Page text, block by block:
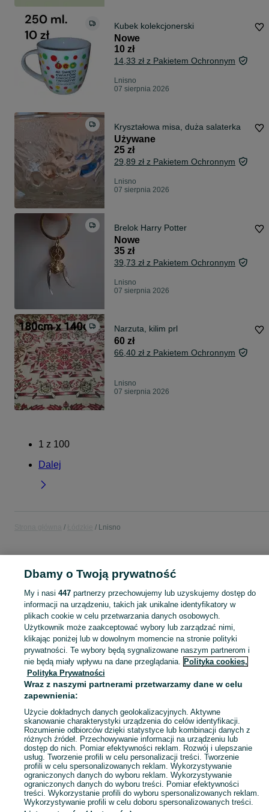
Kubek kolekcjonerski
Nowe
10 zł
14,33 zł z Pakietem Ochronnym
Lnisno
07 sierpnia 2026
Kryształowa misa, duża salaterka
Używane
25 zł
29,89 zł z Pakietem Ochronnym
Lnisno
07 sierpnia 2026
Brelok Harry Potter
Nowe
35 zł
39,73 zł z Pakietem Ochronnym
Lnisno
07 sierpnia 2026
Narzuta, kilim prl
60 zł
66,40 zł z Pakietem Ochronnym
Lnisno
07 sierpnia 2026
1 z 100
Dalej
Lnisno
podkłady kolejowe maverick ford jeep
Skorzystaj z największego serwisu ogłoszeniowego - Lnisno i okolice! Kupuj to, czego pragniesz i sprzedawaj to, czego już nie potrzebujesz! Zobacz
Mapa kategorii
Mapa miejscowości
Mapa ministron
Popularne wyszukiwania
Dbamy o Twoją prywatność
My i nasi 447partnerzy przechowujemy lub uzyskujemy dostęp do
informacji na urządzeniu, takich jak unikalne identyfikatory w
plikach cookie w celu przetwarzania danych osobowych.
Użytkownik może zaakceptować wybory lub zarządzać nimi,
klikając poniżej lub w dowolnym momencie na stronie polityki
prywatności. Te wybory będą sygnalizowane naszym partnerom i
nie będą miały wpływu na dane przeglądania. Polityka cookies,
Polityka Prywatności
Wraz z naszymi partnerami przetwarzamy dane w celu
zapewnienia:
Użycie dokładnych danych geolokalizacyjnych. Aktywne
skanowanie charakterystyki urządzenia do celów identyfikacji.
Rozumienie odbiorców dzięki statystyce lub kombinacji danych z
różnych źródeł. Przechowywanie informacji na urządzeniu lub
dostęp do nich. Pomiar efektywności reklam. Rozwój i ulepszanie
usług. Tworzenie profili w celu personalizacji treści. Tworzenie
profili w celu spersonalizowanych reklam. Wykorzystywanie
ograniczonych danych do wyboru reklam. Wykorzystywanie
ograniczonych danych do wyboru treści. Pomiar efektywności
treści. Wykorzystanie profili do wyboru spersonalizowanych reklam.
Wykorzystywanie profili w celu doboru spersonalizowanych treści.